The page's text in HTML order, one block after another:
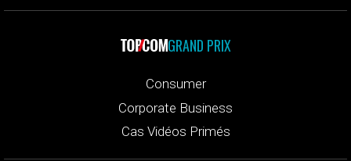
GRAND PRIX
Consumer
Corporate Business
Cas Vidéos Primés